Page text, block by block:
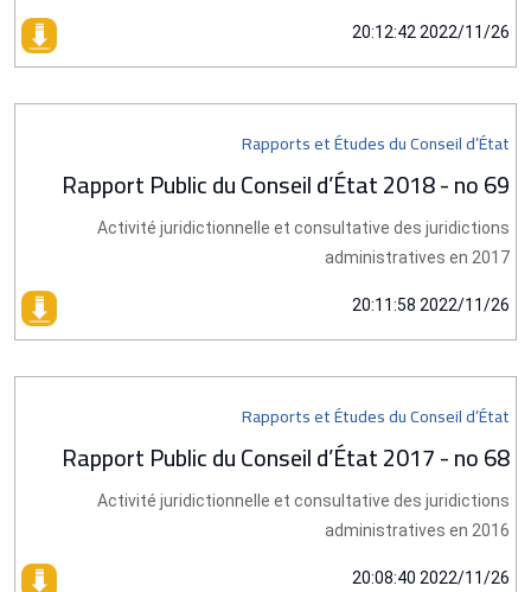
2022/11/26 20:12:42
Rapports et Études du Conseil d’État
Rapport Public du Conseil d’État 2018 - no 69
Activité juridictionnelle et consultative des juridictions
administratives en 2017
2022/11/26 20:11:58
Rapports et Études du Conseil d’État
Rapport Public du Conseil d’État 2017 - no 68
Activité juridictionnelle et consultative des juridictions
administratives en 2016
2022/11/26 20:08:40